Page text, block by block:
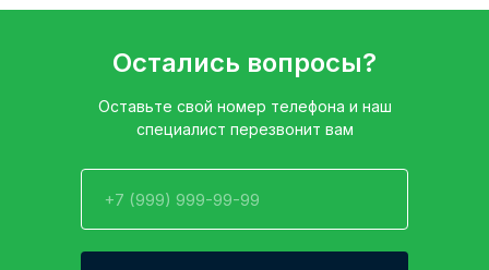
Остались вопросы?
Оставьте свой номер телефона и наш
специалист перезвонит вам